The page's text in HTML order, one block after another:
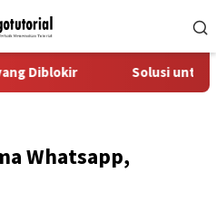
Diblokir Solusi untuk
Whatsapp,